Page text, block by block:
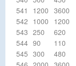
541
1200
3600
542 1000
1200
543 250
620
544 90
110
545 300
480